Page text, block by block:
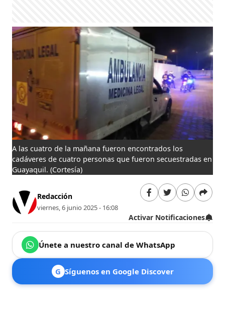
A las cuatro de la mañana fueron encontrados los
cadáveres de cuatro personas que fueron secuestradas en
Guayaquil. (Cortesía)
Redacción
viernes, 6 junio 2025 - 16:08
Activar Notificaciones
Únete a nuestro canal de WhatsApp
G Síguenos en Google Discover